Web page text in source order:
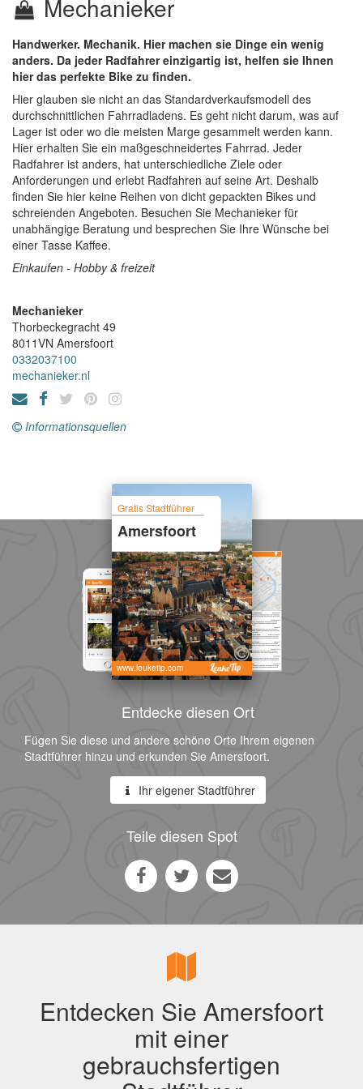
Mechanieker
Handwerker. Mechanik. Hier machen sie Dinge ein wenig
anders. Da jeder Radfahrer einzigartig ist, helfen sie Ihnen
hier das perfekte Bike zu finden.
Hier glauben sie nicht an das Standardverkaufsmodell des
durchschnittlichen Fahrradladens. Es geht nicht darum, was auf
Lager ist oder wo die meisten Marge gesammelt werden kann.
Hier erhalten Sie ein maßgeschneidertes Fahrrad. Jeder
Radfahrer ist anders, hat unterschiedliche Ziele oder
Anforderungen und erlebt Radfahren auf seine Art. Deshalb
finden Sie hier keine Reihen von dicht gepackten Bikes und
schreienden Angeboten. Besuchen Sie Mechanieker für
unabhängige Beratung und besprechen Sie Ihre Wünsche bei
einer Tasse Kaffee.
Einkaufen - Hobby & freizeit
Mechanieker
Thorbeckegracht 49
8011VN Amersfoort
0332037100
mechanieker.nl
Informationsquellen
Gratis Stadtführer
Amersfoort
www.leuketip.com
Entdecke diesen Ort
Fügen Sie diese und andere schöne Orte Ihrem eigenen
Stadtführer hinzu und erkunden Sie Amersfoort.
Ihr eigener Stadtführer
Teile diesen Spot
Entdecken Sie Amersfoort
mit einer
gebrauchsfertigen